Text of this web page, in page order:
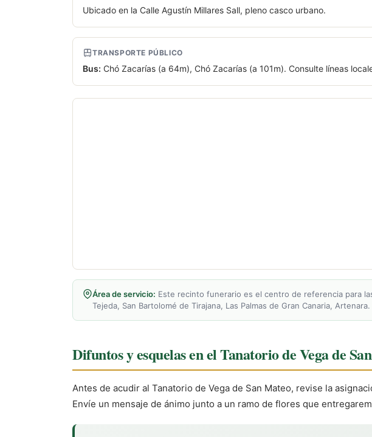
Ubicado en la Calle Agustín Millares Sall, pleno casco urbano.
TRANSPORTE PÚBLICO
Bus: Chó Zacarías (a 64m), Chó Zacarías (a 101m). Consulte líneas
Área de servicio: Este recinto funerario es el centro de referencia para
Tejeda, San Bartolomé de Tirajana, Las Palmas de Gran Canaria, Artenara.
Difuntos y esquelas en el Tanatorio de Vega de
Antes de acudir al Tanatorio de Vega de San Mateo, revise la
Envíe un mensaje de ánimo junto a un ramo de flores que